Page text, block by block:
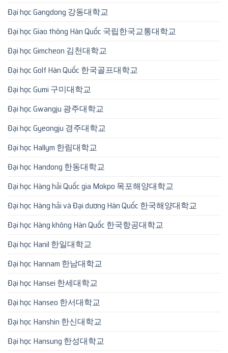
Đại học Gangdong 강동대학교
Đại học Giao thông Hàn Quốc 국립한국교통대학교
Đại học Gimcheon 김천대학교
Đại học Golf Hàn Quốc 한국골프대학교
Đại học Gumi 구미대학교
Đại học Gwangju 광주대학교
Đại học Gyeongju 경주대학교
Đại học Hallym 한림대학교
Đại học Handong 한동대학교
Đại học Hàng hải Quốc gia Mokpo 목포해양대학교
Đại học Hàng hải và Đại dương Hàn Quốc 한국해양대학교
Đại học Hàng không Hàn Quốc 한국항공대학교
Đại học Hanil 한일대학교
Đại học Hannam 한남대학교
Đại học Hansei 한세대학교
Đại học Hanseo 한서대학교
Đại học Hanshin 한신대학교
Đại học Hansung 한성대학교